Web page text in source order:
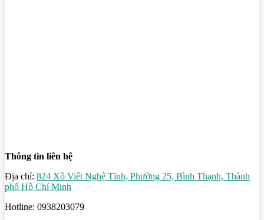
Thông tin liên hệ
Địa chỉ: 824 Xô Viết Nghệ Tĩnh, Phường 25, Bình Thạnh, Thành
phố Hồ Chí Minh
Hotline: 0938203079